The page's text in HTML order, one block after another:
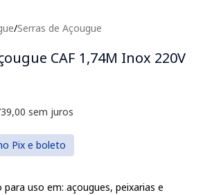
/Serras de Açougue
CAF 1,74M Inox 220V
sem juros
Pix e boleto
uso em: açougues, peixarias e